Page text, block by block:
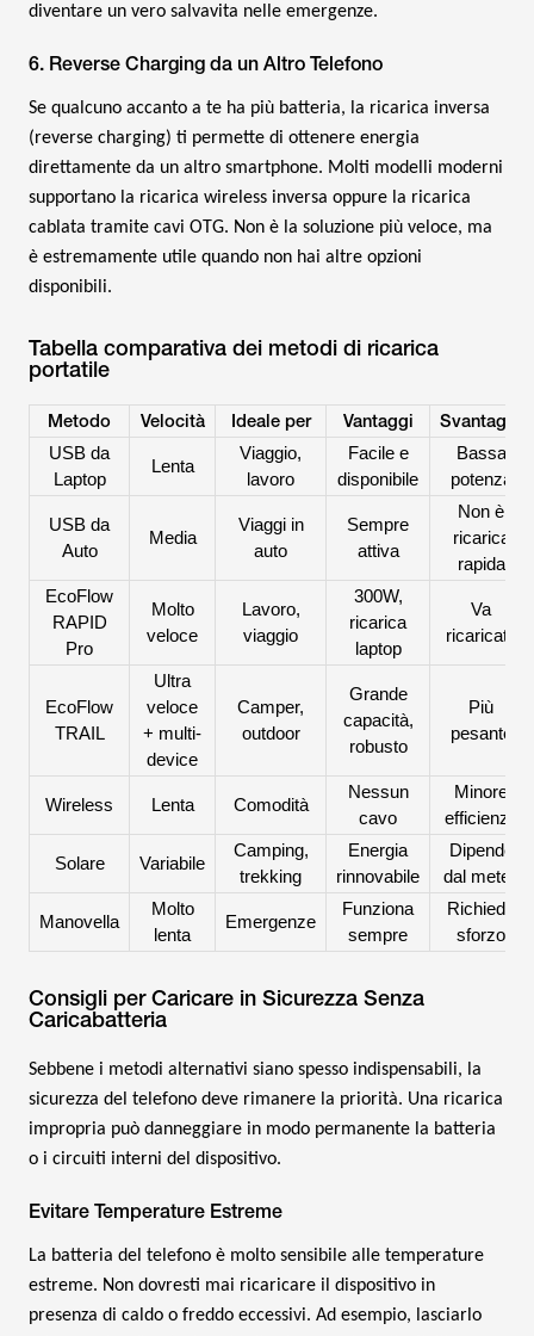
diventare un vero salvavita nelle emergenze.
6. Reverse Charging da un Altro Telefono
Se qualcuno accanto a te ha più batteria, la ricarica inversa
(reverse charging) ti permette di ottenere energia
direttamente da un altro smartphone. Molti modelli moderni
supportano la ricarica wireless inversa oppure la ricarica
cablata tramite cavi OTG. Non è la soluzione più veloce, ma
è estremamente utile quando non hai altre opzioni
disponibili.
Tabella comparativa dei metodi di ricarica
portatile
Metodo Velocità Ideale per Vantaggi Svantaggi
USB da
Laptop
Lenta
Viaggio,
lavoro
Facile e
disponibile
Bassa
potenza
USB da
Auto
Media
Viaggi in
auto
Sempre
attiva
Non è
ricarica
rapida
EcoFlow
RAPID
Pro
Molto
veloce
Lavoro,
viaggio
300W,
ricarica
laptop
Va
ricaricato
EcoFlow
TRAIL
Ultra
veloce
+ multi-
device
Camper,
outdoor
Grande
capacità,
robusto
Più
pesante
Wireless Lenta Comodità
Nessun
cavo
Minore
efficienza
Solare Variabile
Camping,
trekking
Energia
rinnovabile
Dipende
dal meteo
Manovella
Molto
lenta
Emergenze
Funziona
sempre
Richiede
sforzo
Consigli per Caricare in Sicurezza Senza
Caricabatteria
Sebbene i metodi alternativi siano spesso indispensabili, la
sicurezza del telefono deve rimanere la priorità. Una ricarica
impropria può danneggiare in modo permanente la batteria
o i circuiti interni del dispositivo.
Evitare Temperature Estreme
La batteria del telefono è molto sensibile alle temperature
estreme. Non dovresti mai ricaricare il dispositivo in
presenza di caldo o freddo eccessivi. Ad esempio, lasciarlo